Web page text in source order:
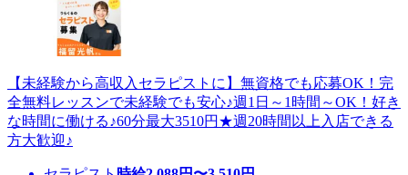
【未経験から高収入セラピストに】無資格でも応募OK！完
全無料レッスンで未経験でも安心♪週1日～1時間～OK！好き
な時間に働ける♪60分最大3510円★週20時間以上入店できる
方大歓迎♪